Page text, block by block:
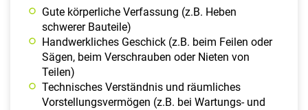
Gute körperliche Verfassung (z.B. Heben
schwerer Bauteile)
Handwerkliches Geschick (z.B. beim Feilen oder
Sägen, beim Verschrauben oder Nieten von
Teilen)
Technisches Verständnis und räumliches
Vorstellungsvermögen (z.B. bei Wartungs- und